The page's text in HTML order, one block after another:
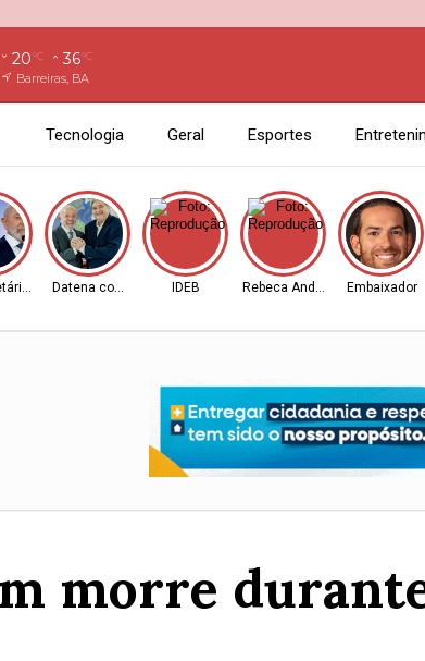
20°C 36°C
Barreiras, BA
Tecnologia Geral Esportes
Datena com Lula IDEB Rebeca Andrade Embaixador
morre